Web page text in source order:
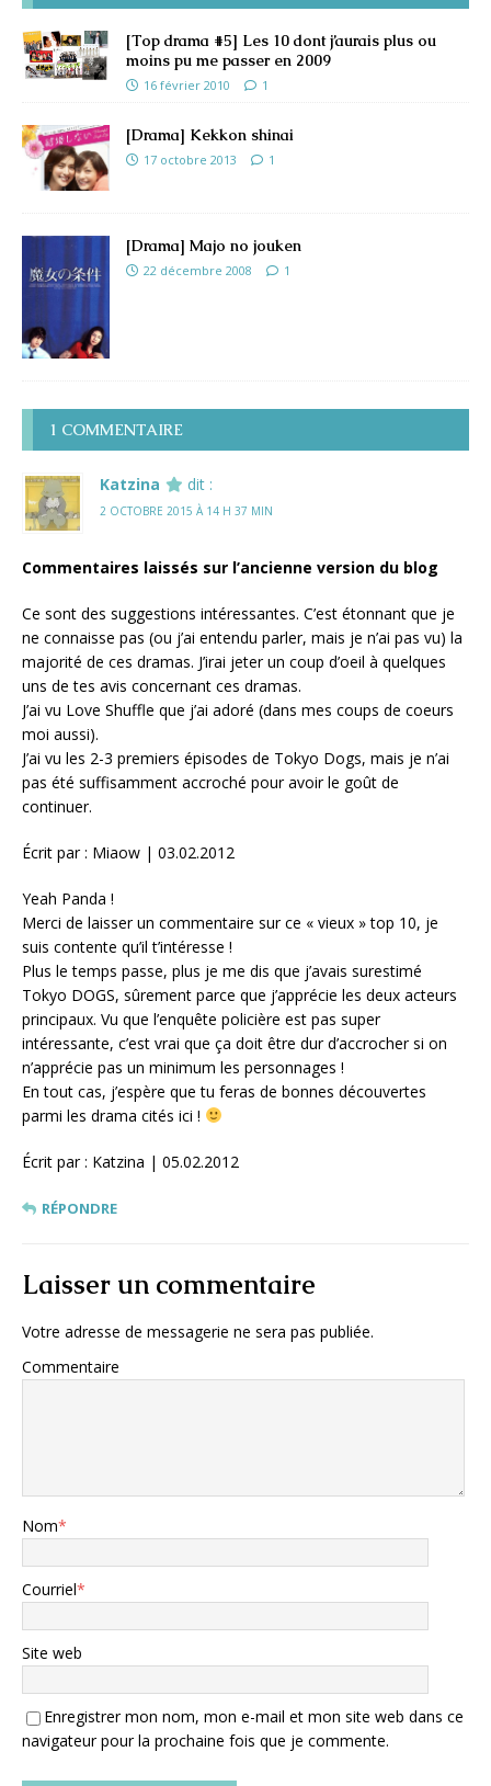
[Top drama #5] Les 10 dont j’aurais plus ou
moins pu me passer en 2009
16 février 2010 1
[Drama] Kekkon shinai
17 octobre 2013 1
[Drama] Majo no jouken
22 décembre 2008 1
1 COMMENTAIRE
Katzina dit :
2 OCTOBRE 2015 À 14 H 37 MIN
Commentaires laissés sur l’ancienne version du blog
Ce sont des suggestions intéressantes. C’est étonnant que je
ne connaisse pas (ou j’ai entendu parler, mais je n’ai pas vu) la
majorité de ces dramas. J’irai jeter un coup d’oeil à quelques
uns de tes avis concernant ces dramas.
J’ai vu Love Shuffle que j’ai adoré (dans mes coups de coeurs
moi aussi).
J’ai vu les 2-3 premiers épisodes de Tokyo Dogs, mais je n’ai
pas été suffisamment accroché pour avoir le goût de
continuer.
Écrit par : Miaow | 03.02.2012
Yeah Panda !
Merci de laisser un commentaire sur ce « vieux » top 10, je
suis contente qu’il t’intéresse !
Plus le temps passe, plus je me dis que j’avais surestimé
Tokyo DOGS, sûrement parce que j’apprécie les deux acteurs
principaux. Vu que l’enquête policière est pas super
intéressante, c’est vrai que ça doit être dur d’accrocher si on
n’apprécie pas un minimum les personnages !
En tout cas, j’espère que tu feras de bonnes découvertes
parmi les drama cités ici !
Écrit par : Katzina | 05.02.2012
RÉPONDRE
Laisser un commentaire
Votre adresse de messagerie ne sera pas publiée.
Commentaire
Nom*
Courriel*
Site web
Enregistrer mon nom, mon e-mail et mon site web dans ce
navigateur pour la prochaine fois que je commente.